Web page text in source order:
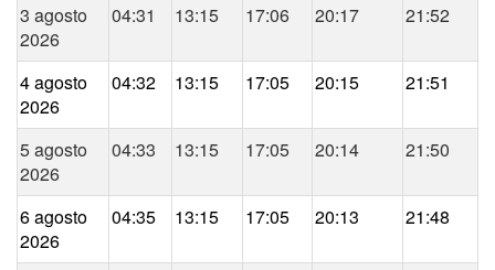
3 agosto
2026
04:31 13:15 17:06 20:17 21:52
4 agosto
2026
04:32 13:15 17:05 20:15 21:51
5 agosto
2026
04:33 13:15 17:05 20:14 21:50
6 agosto
2026
04:35 13:15 17:05 20:13 21:48